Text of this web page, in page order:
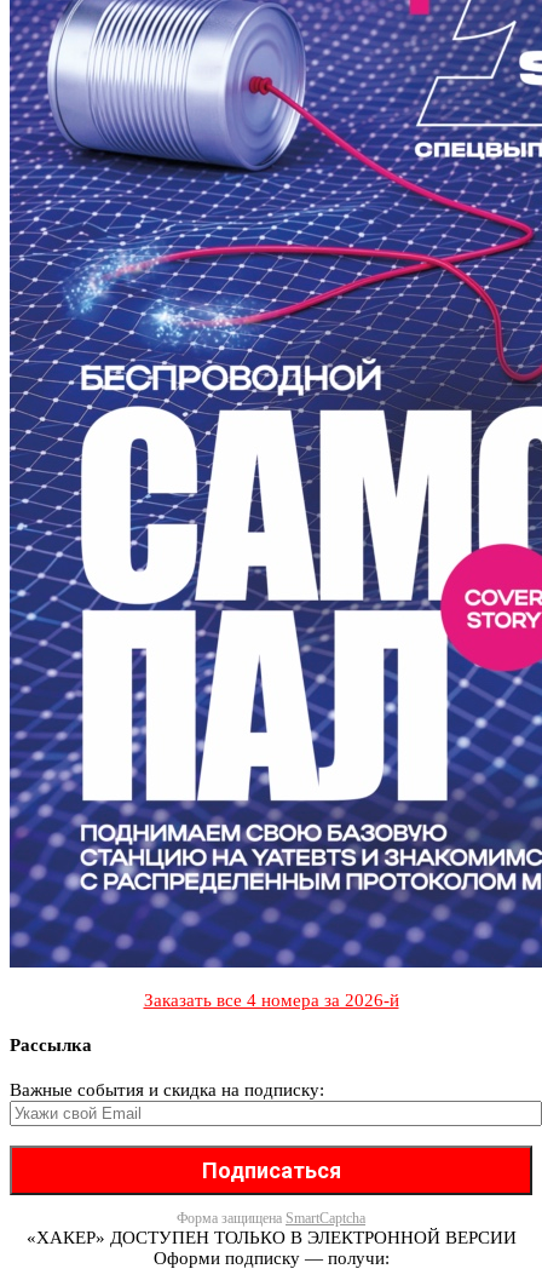
Заказать все 4 номера за 2026-й
Рассылка
Важные события и скидка на подписку:
Форма защищена SmartCaptcha
«ХАКЕР» ДОСТУПЕН ТОЛЬКО В ЭЛЕКТРОННОЙ ВЕРСИИ
Оформи подписку — получи: